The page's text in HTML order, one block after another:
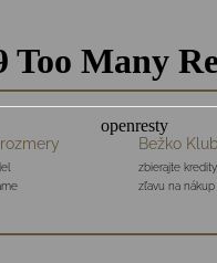
Bežko Klub
zbierajte
zľavu na nákup